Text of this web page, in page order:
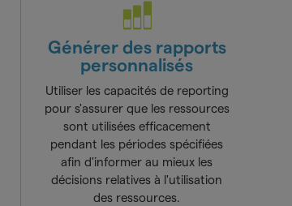
Générer des rapports
personnalisés
Utiliser les capacités de reporting
pour s'assurer que les ressources
sont utilisées efficacement
pendant les périodes spécifiées
afin d'informer au mieux les
décisions relatives à l'utilisation
des ressources.